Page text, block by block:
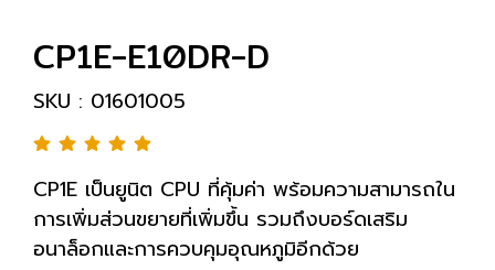
CP1E-E10DR-D
SKU : 01601005
CP1E เป็นยูนิต CPU ที่คุ้มค่า พร้อมความสามารถใน
การเพิ่มส่วนขยายที่เพิ่มขึ้น รวมถึงบอร์ดเสริม
อนาล็อกและการควบคุมอุณหภูมิอีกด้วย